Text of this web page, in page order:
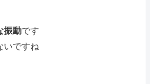
振動です
いですね